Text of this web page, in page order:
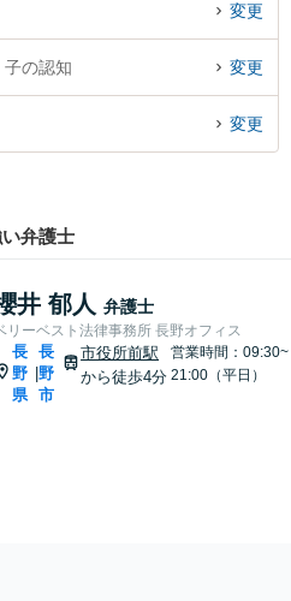
変更
の認知 変更
変更
弁護士
井 郁人 弁護士
リーベスト法律事務所 長野オフィス
長
野
県
|
長
野
市
市役所前駅
から徒歩4分
営業時間：09:30~
21:00（平日）